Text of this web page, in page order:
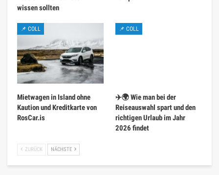
wissen sollten
📌 COLL
Mietwagen in Island ohne
Kaution und Kreditkarte von
RosCar.is
📌 COLL
✈️🌍 Wie man bei der
Reiseauswahl spart und den
richtigen Urlaub im Jahr
2026 findet
ZURÜCK NÄCHSTE